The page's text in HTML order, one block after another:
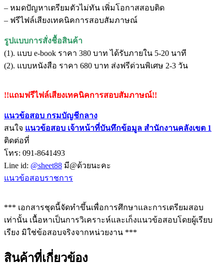
– หมดปัญหาเตรียมตัวไม่ทัน เพิ่มโอกาสสอบติด
– ฟรีไฟล์เสียงเทคนิคการสอบสัมภาษณ์
รูปแบบการสั่งชื้อสินค้า
(1). แบบ e-book ราคา 380 บาท ได้รับภายใน 5-20 นาที
(2). แบบหนังสือ ราคา 680 บาท ส่งฟรีด่วนพิเศษ 2-3 วัน
!!แถมฟรีไฟล์เสียงเทคนิคการสอบสัมภาษณ์!!
แนวข้อสอบ กรมบัญชีกลาง
สนใจ แนวข้อสอบ เจ้าหน้าที่บันทึกข้อมูล สำนักงานคลังเขต 1
ติดต่อที่
โทร: 091-8641493
Line id: @sheet88 มี@ด้วยนะคะ
แนวข้อสอบราชการ
*** เอกสารชุดนี้จัดทำขึ้นเพื่อการศึกษาและการเตรียมสอบ
เท่านั้น เนื้อหาเป็นการวิเคราะห์และเก็งแนวข้อสอบโดยผู้เรียบ
เรียง มิใช่ข้อสอบจริงจากหน่วยงาน ***
สินค้าที่เกี่ยวข้อง